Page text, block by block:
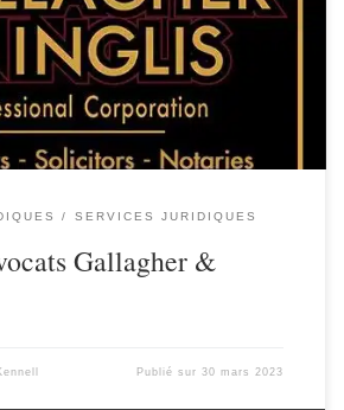
SERVICES JURIDIQUES
Gallagher &
Publié sur30 mars 2023